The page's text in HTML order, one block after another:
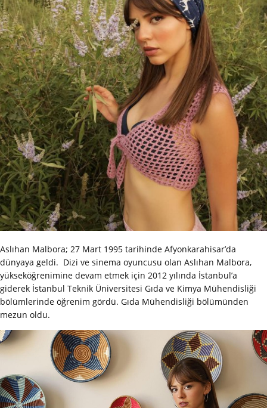
Aslıhan Malbora; 27 Mart 1995 tarihinde Afyonkarahisar’da
dünyaya geldi. Dizi ve sinema oyuncusu olan Aslıhan Malbora,
yükseköğrenimine devam etmek için 2012 yılında İstanbul’a
giderek İstanbul Teknik Üniversitesi Gıda ve Kimya Mühendisliği
bölümlerinde öğrenim gördü. Gıda Mühendisliği bölümünden
mezun oldu.